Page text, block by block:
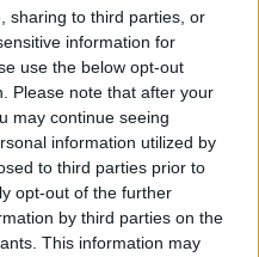
sharing to third parties, or
information for
use the below opt-out
Please note that after your
may continue seeing
information utilized by
to third parties prior to
opt-out of the further
by third parties on the
This information may
ziehen - nee, das ist ne
geschenke versenden
einen sehr miesen tag
fuss aufgestanden